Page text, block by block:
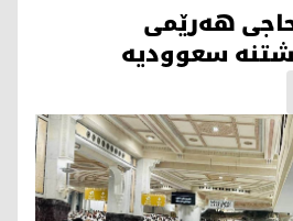
هەرێمی
سعوودیە